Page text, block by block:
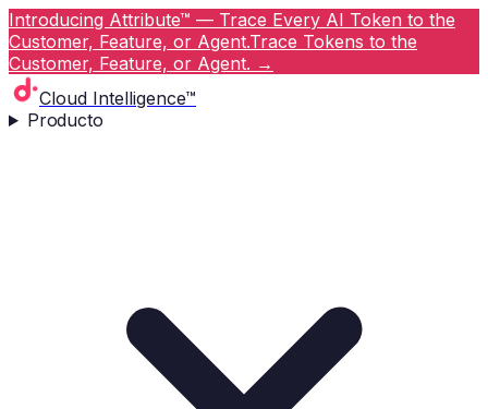
Introducing Attribute™ — Trace Every AI Token to the
Customer, Feature, or Agent.Trace Tokens to the
Customer, Feature, or Agent. →
Cloud Intelligence™
Producto